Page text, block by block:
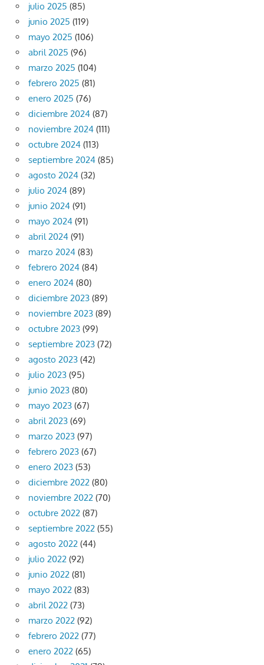
julio 2025 (85)
junio 2025 (119)
mayo 2025 (106)
abril 2025 (96)
marzo 2025 (104)
febrero 2025 (81)
enero 2025 (76)
diciembre 2024 (87)
noviembre 2024 (111)
octubre 2024 (113)
septiembre 2024 (85)
agosto 2024 (32)
julio 2024 (89)
junio 2024 (91)
mayo 2024 (91)
abril 2024 (91)
marzo 2024 (83)
febrero 2024 (84)
enero 2024 (80)
diciembre 2023 (89)
noviembre 2023 (89)
octubre 2023 (99)
septiembre 2023 (72)
agosto 2023 (42)
julio 2023 (95)
junio 2023 (80)
mayo 2023 (67)
abril 2023 (69)
marzo 2023 (97)
febrero 2023 (67)
enero 2023 (53)
diciembre 2022 (80)
noviembre 2022 (70)
octubre 2022 (87)
septiembre 2022 (55)
agosto 2022 (44)
julio 2022 (92)
junio 2022 (81)
mayo 2022 (83)
abril 2022 (73)
marzo 2022 (92)
febrero 2022 (77)
enero 2022 (65)